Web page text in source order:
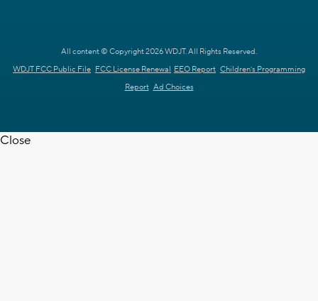
All content © Copyright 2026 WDJT. All Rights Reserved.
WDJT FCC Public File FCC License Renewal EEO Report Children's Programming
Report Ad Choices
Close